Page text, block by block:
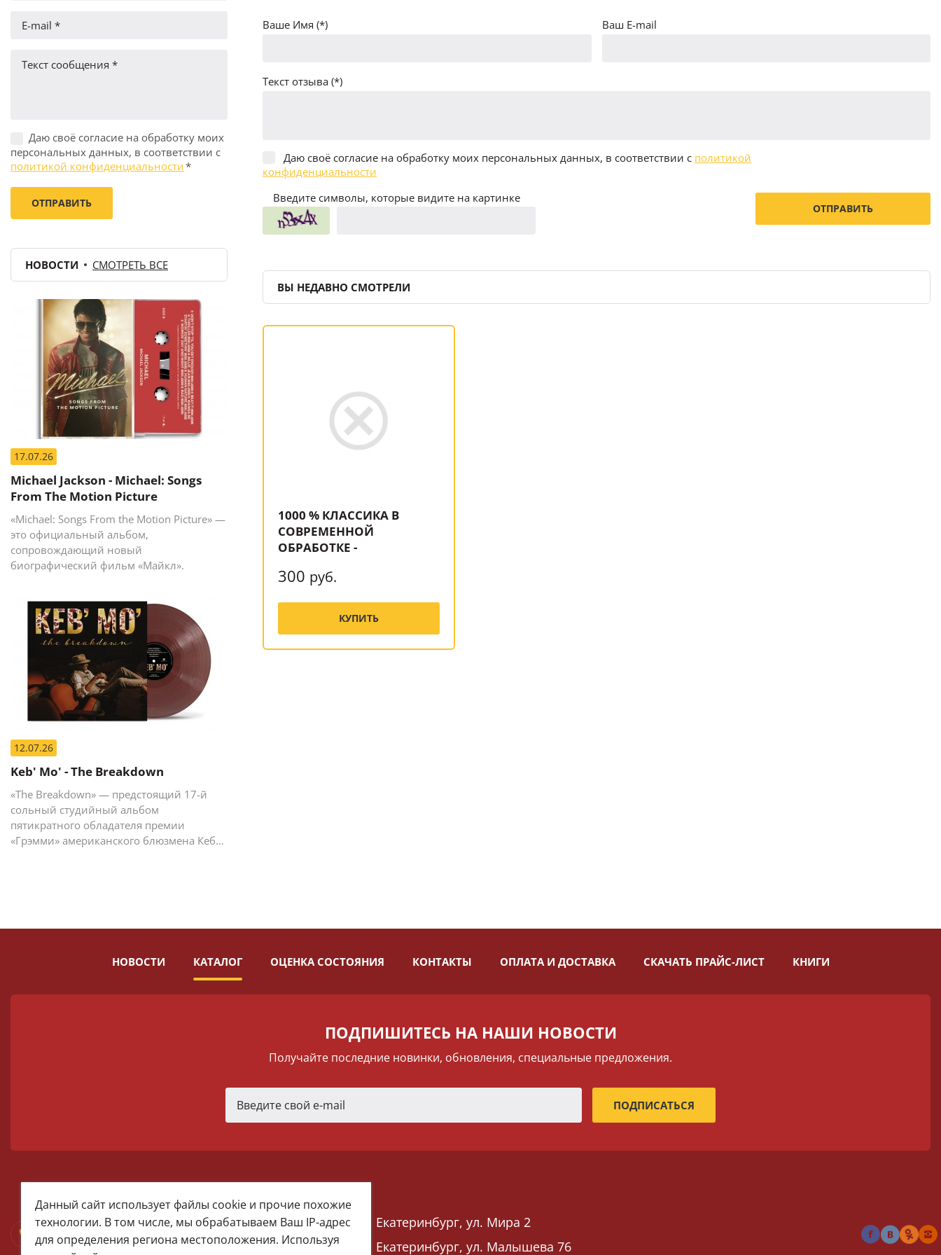
Даю своё согласие на обработку моих
персональных данных, в соответствии с
политикой конфиденциальности*
НОВОСТИ СМОТРЕТЬ ВСЕ
17.07.26
Michael Jackson - Michael: Songs
From The Motion Picture
«Michael: Songs From the Motion Picture» —
это официальный альбом,
сопровождающий новый
биографический фильм «Майкл».
12.07.26
Keb' Mo' - The Breakdown
«The Breakdown» — предстоящий 17-й
сольный студийный альбом
пятикратного обладателя премии
«Грэмми» американского блюзмена Кеба
Ваше Имя (*) Ваш E-mail
Текст отзыва (*)
Даю своё согласие на обработку моих персональных данных, в соответствии с политикой
конфиденциальности
Введите символы, которые видите на картинке
ВЫ НЕДАВНО СМОТРЕЛИ
1000 % КЛАССИКА В
СОВРЕМЕННОЙ
ОБРАБОТКЕ -
300 руб.
КУПИТЬ
НОВОСТИ КАТАЛОГ ОЦЕНКА СОСТОЯНИЯ КОНТАКТЫ ОПЛАТА И ДОСТАВКА СКАЧАТЬ ПРАЙС-ЛИСТ КНИГИ
ПОДПИШИТЕСЬ НА НАШИ НОВОСТИ
Получайте последние новинки, обновления, специальные предложения.
+7 (922) 025-50-71 (MAX)
Тел:+7 (343) 374-15-67 (Мира 2)
Екатеринбург, ул. Мира 2
Екатеринбург, ул. Малышева 76
Данный сайт использует файлы cookie и прочие похожие
технологии. В том числе, мы обрабатываем Ваш IP-адрес
для определения региона местоположения. Используя